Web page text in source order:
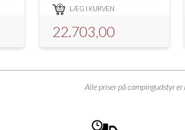
LÆG I KURVEN
22.703,00
Alle priser på campingudstyr er